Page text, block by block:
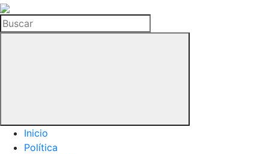
La
Hemeroteca
del
Buscar
Inicio
Política